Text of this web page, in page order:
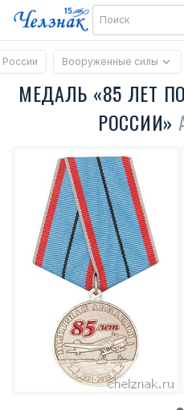
Вооруженные силы
МЕДАЛЬ «85 ЛЕТ
РОССИИ»